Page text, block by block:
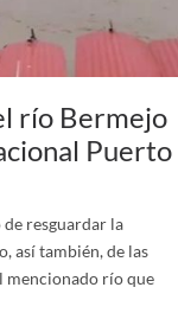
río Bermejo
Puerto
resguardar la
así también, de las
mencionado río que